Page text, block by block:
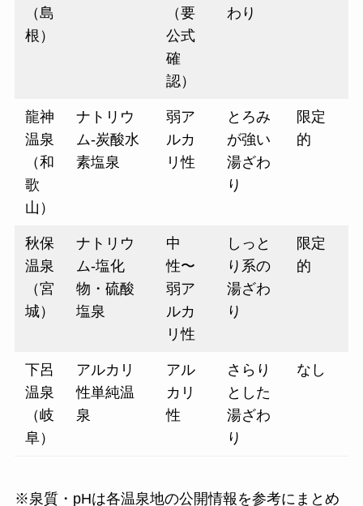
（島
根）
（要
公式
確
認）
わり
龍神
温泉
（和
歌
山）
ナトリウ
ム-炭酸水
素塩泉
弱ア
ルカ
リ性
とろみ
が強い
湯ざわ
り
限定
的
秋保
温泉
（宮
城）
ナトリウ
ム-塩化
物・硫酸
塩泉
中
性〜
弱ア
ルカ
リ性
しっと
り系の
湯ざわ
り
限定
的
下呂
温泉
（岐
阜）
アルカリ
性単純温
泉
アル
カリ
性
さらり
とした
湯ざわ
り
なし
※泉質・pHは各温泉地の公開情報を参考にまとめ